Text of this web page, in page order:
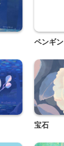
ペンギン
宝石